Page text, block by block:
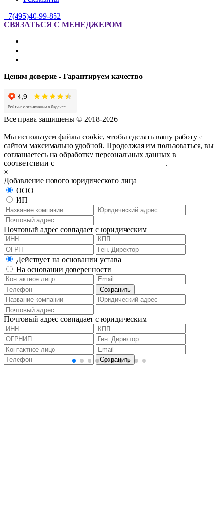
+7(495)40-99-852
СВЯЗАТЬСЯ С МЕНЕДЖЕРОМ
Ценим доверие - Гарантируем качество
Все права защищены © 2018-2026
Мы используем файлы cookie, чтобы сделать вашу работу с
сайтом максимально удобной. Продолжая им пользоваться, вы
соглашаетесь на обработку персональных данных в
соответствии с
.
×
Добавление нового юридического лица
ООО
ИП
Почтовый адрес совпадает с юридическим
Действует на основании устава
На основании доверенности
Почтовый адрес совпадает с юридическим